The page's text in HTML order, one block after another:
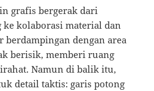
grafis bergerak dari
kolaborasi material dan
berdampingan dengan area
berisik, memberi ruang
Namun di balik itu,
detail taktis: garis potong